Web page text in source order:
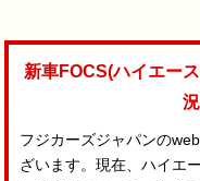
新車FOCS(ハイエー
フジカーズジャパンの
ざいます。現在、ハイエ